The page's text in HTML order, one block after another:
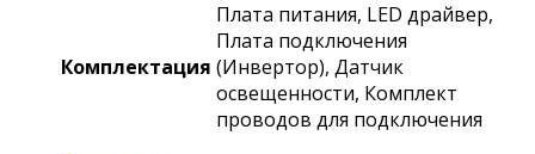
Комплектация
Плата питания, LED драйвер,
Плата подключения
(Инвертор), Датчик
освещенности, Комплект
проводов для подключения